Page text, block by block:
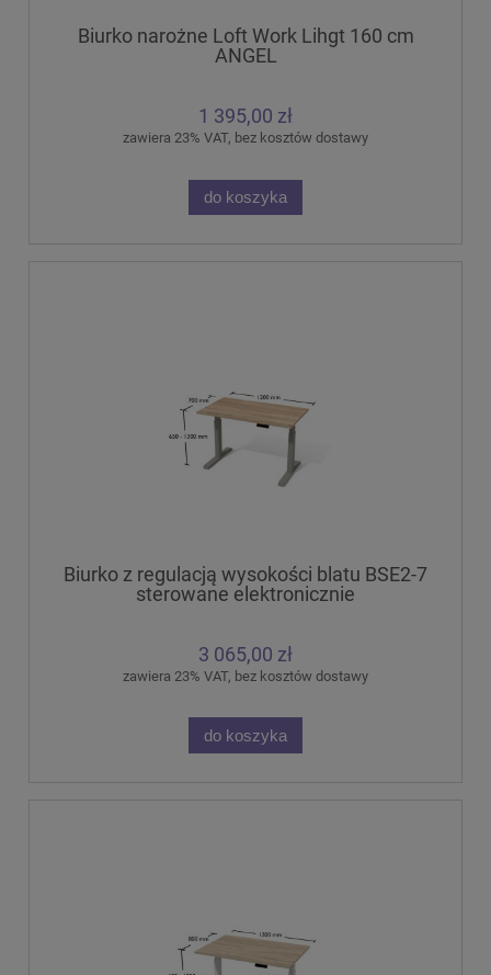
Biurko narożne Loft Work Lihgt 160 cm
ANGEL
1 395,00 zł
zawiera 23% VAT, bez kosztów dostawy
do koszyka
Biurko z regulacją wysokości blatu BSE2-7
sterowane elektronicznie
3 065,00 zł
zawiera 23% VAT, bez kosztów dostawy
do koszyka